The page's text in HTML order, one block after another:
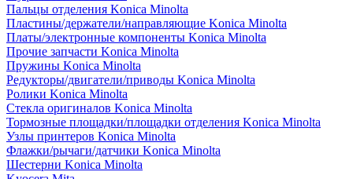
Пальцы отделения Konica Minolta
Пластины/держатели/направляющие Konica Minolta
Платы/электронные компоненты Konica Minolta
Прочие запчасти Konica Minolta
Пружины Konica Minolta
Редукторы/двигатели/приводы Konica Minolta
Ролики Konica Minolta
Стекла оригиналов Konica Minolta
Тормозные площадки/площадки отделения Konica Minolta
Узлы принтеров Konica Minolta
Флажки/рычаги/датчики Konica Minolta
Шестерни Konica Minolta